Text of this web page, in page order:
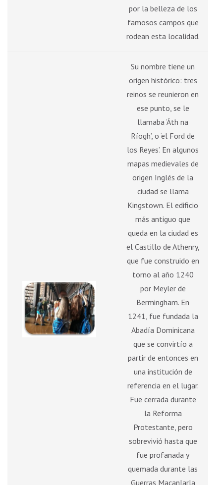
por la belleza de los
famosos campos que
rodean esta localidad.
Su nombre tiene un
origen histórico: tres
reinos se reunieron en
ese punto, se le
llamaba ‘Áth na
Ríogh’, o ‘el Ford de
los Reyes’. En algunos
mapas medievales de
origen Inglés de la
ciudad se llama
Kingstown. El edificio
más antiguo que
queda en la ciudad es
el Castillo de Athenry,
que fue construido en
torno al año 1240
por Meyler de
Bermingham. En
1241, fue fundada la
Abadía Dominicana
que se convirtío a
partir de entonces en
una institución de
referencia en el lugar.
Fue cerrada durante
la Reforma
Protestante, pero
sobrevivió hasta que
fue profanada y
quemada durante las
Guerras MacanIarla